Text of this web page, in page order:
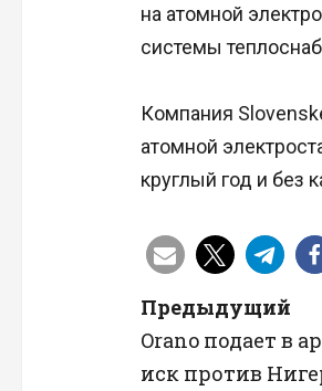
на атомной
системы
Компания
атомной
круглый год и без
Н
а
Предыдущий
Orano подает в
иск против